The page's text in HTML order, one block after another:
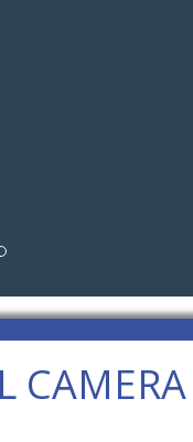
CAMERA